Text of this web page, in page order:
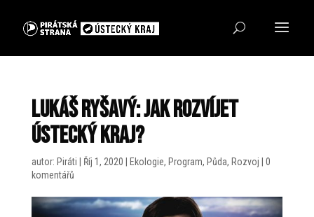
Lukáš Ryšavý: Jak rozvíjet
Ústecký kraj?
autor: Piráti Říj 1, 2020 Ekologie, Program, Půda, Rozvoj
0
komentářů